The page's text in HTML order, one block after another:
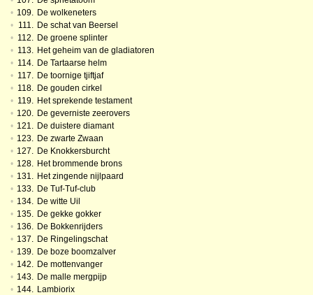
• 109. De wolkeneters
• 111. De schat van Beersel
• 112. De groene splinter
• 113. Het geheim van de gladiatoren
• 114. De Tartaarse helm
• 117. De toornige tjiftjaf
• 118. De gouden cirkel
• 119. Het sprekende testament
• 120. De geverniste zeerovers
• 121. De duistere diamant
• 123. De zwarte Zwaan
• 127. De Knokkersburcht
• 128. Het brommende brons
• 131. Het zingende nijlpaard
• 133. De Tuf-Tuf-club
• 134. De witte Uil
• 135. De gekke gokker
• 136. De Bokkenrijders
• 137. De Ringelingschat
• 139. De boze boomzalver
• 142. De mottenvanger
• 143. De malle mergpijp
• 144. Lambiorix